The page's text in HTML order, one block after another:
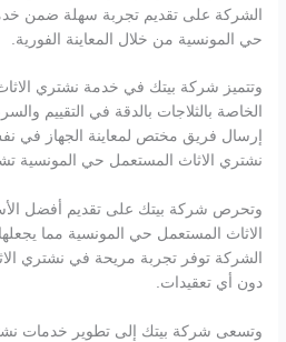
الشركة على تقديم تجربة سهلة ضمن
حي المونسية من خلال المعاينة الفورية.
وتتميز شركة بيتك في خدمة نشتري
الخاصة بالثلاجات بالدقة في التقييم
إرسال فريق مختص لمعاينة الجهاز في
نشتري الاثاث المستعمل حي المونسية
وتحرص شركة بيتك على تقديم أفضل
الاثاث المستعمل حي المونسية مما
الشركة توفر تجربة مريحة في نشتري
دون أي تعقيدات.
وتسعى شركة بيتك إلى تطوير خدمات